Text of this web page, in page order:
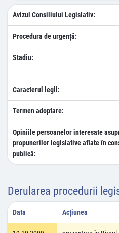
Avizul Consiliului Legislativ:
Procedura de urgență:
Stadiu:
Caracterul legii:
Termen adoptare:
Opiniile persoanelor interesate
propunerilor legislative aflate în
publică:
Derularea procedurii
Data Acțiunea